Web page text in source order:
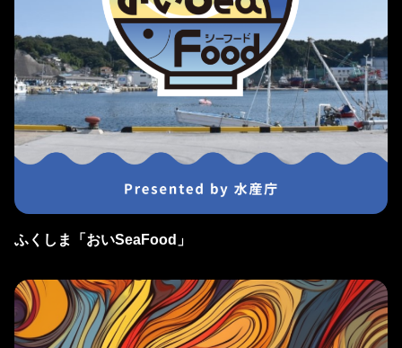
ふくしま「おいSeaFood」